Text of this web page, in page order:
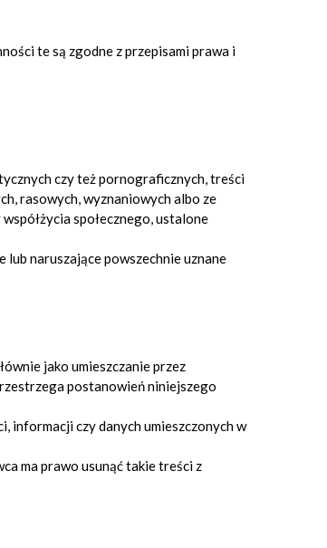
te są zgodne z przepisami prawa i
czy też pornograficznych, treści
rasowych, wyznaniowych albo ze
społecznego, ustalone
lub naruszające powszechnie uznane
jako umieszczanie przez
postanowień niniejszego
informacji czy danych umieszczonych w
ma prawo usunąć takie treści z